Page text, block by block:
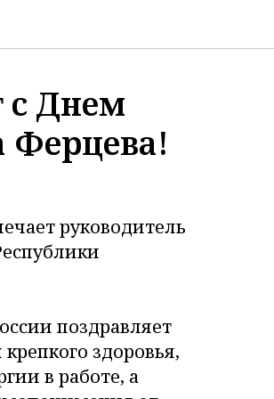
с Днем
Ферцева!
руководитель
поздравляет
здоровья,
в работе, а